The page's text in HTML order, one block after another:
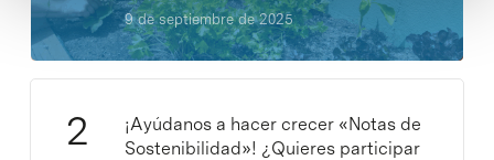
9 de septiembre de 2025
¡Ayúdanos a hacer crecer «Notas de
Sostenibilidad»! ¿Quieres participar